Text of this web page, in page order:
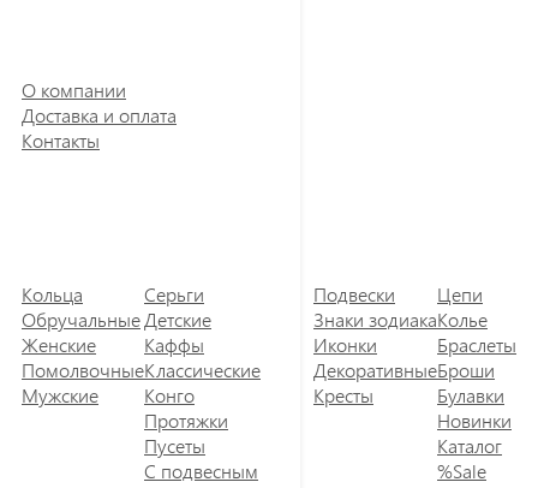
О компании
Доставка и оплата
Контакты
Кольца
Обручальные
Женские
Помолвочные
Мужские
Серьги
Детские
Каффы
Классические
Конго
Протяжки
Пусеты
С подвесным
Подвески
Знаки зодиака
Иконки
Декоративные
Кресты
Цепи
Колье
Браслеты
Броши
Булавки
Новинки
Каталог
%Sale